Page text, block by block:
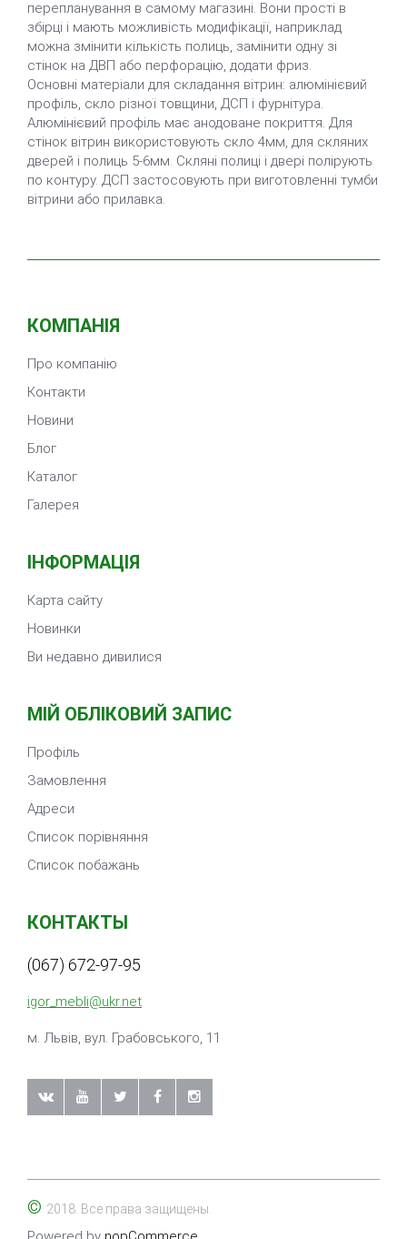
перепланування в самому магазині. Вони прості в
збірці і мають можливість модифікації, наприклад
можна змінити кількість полиць, замінити одну зі
стінок на ДВП або перфорацію, додати фриз.
Основні матеріали для складання вітрин: алюмінієвий
профіль, скло різної товщини, ДСП і фурнітура.
Алюмінієвий профіль має анодоване покриття. Для
стінок вітрин використовують скло 4мм, для скляних
дверей і полиць 5-6мм. Скляні полиці і двері полірують
по контуру. ДСП застосовують при виготовленні тумби
вітрини або прилавка.
КОМПАНІЯ
Про компанію
Контакти
Новини
Блог
Каталог
Галерея
ІНФОРМАЦІЯ
Карта сайту
Новинки
Ви недавно дивилися
МІЙ ОБЛІКОВИЙ ЗАПИС
Профіль
Замовлення
Адреси
Список порівняння
Список побажань
КОНТАКТЫ
(067) 672-97-95
igor_mebli@ukr.net
м. Львiв, вул. Грабовського, 11
© 2018. Все права защищены.